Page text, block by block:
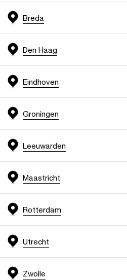
Breda
Den Haag
Eindhoven
Groningen
Leeuwarden
Maastricht
Rotterdam
Utrecht
Zwolle